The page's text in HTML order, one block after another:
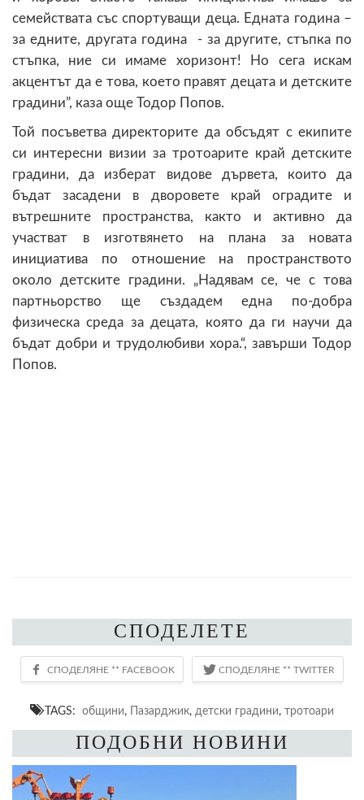
семействата със спортуващи деца. Едната година –
за едните, другата година - за другите, стъпка по
стъпка, ние си имаме хоризонт! Но сега искам
акцентът да е това, което правят децата и детските
градини”, каза още Тодор Попов.
Той посъветва директорите да обсъдят с екипите
си интересни визии за тротоарите край детските
градини, да изберат видове дървета, които да
бъдат засадени в дворовете край оградите и
вътрешните пространства, както и активно да
участват в изготвянето на плана за новата
инициатива по отношение на пространството
около детските градини. „Надявам се, че с това
партньорство ще създадем една по-добра
физическа среда за децата, която да ги научи да
бъдат добри и трудолюбиви хора.“, завърши Тодор
Попов.
СПОДЕЛЕТЕ
TAGS: общини, Пазарджик, детски градини, тротоари
ПОДОБНИ НОВИНИ